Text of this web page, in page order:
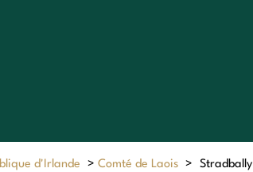
d'Irlande > Comté de Laois > Stradbally